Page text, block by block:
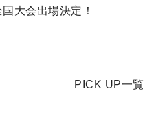
大会出場決定！
PICK UP一覧